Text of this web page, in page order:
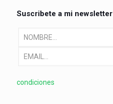
Suscribete a mi newsletter
condiciones